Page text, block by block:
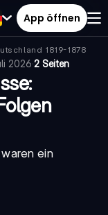
App öffnen
1819-1878
2026·2 Seiten
waren ein